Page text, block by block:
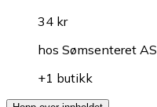
34 kr
hos Sømsenteret AS
+1 butikk